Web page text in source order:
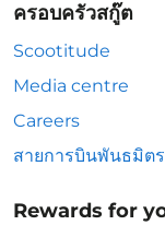
ครอบครัวสกู๊ต
Scootitude
Media centre
Careers
สายการบินพันธมิตร
Rewards for